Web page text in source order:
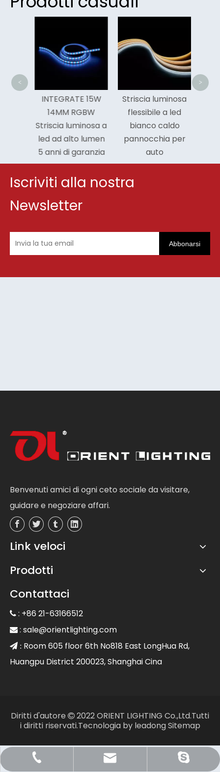
INTEGRATE 15W
14MM RGBW
Striscia luminosa a
led ad alto lumen
5 anni di garanzia
Striscia luminosa
flessibile a led
bianco caldo
pannocchia per
auto
< >
Iscriviti alla nostra
Newsletter
Abbonarsi
Benvenuti amici di ogni ceto sociale da visitare,
guidare e negoziare affari.
Link veloci
Prodotti
Contattaci
 : +86 21-63166512
 : sale@orientlighting.com
 : Room 605 floor 6th No818 East LongHua Rd,
Huangpu District 200023, Shanghai Cina
+86 21 63166512
Sale@orientlighting.com
orientlighting
Diritti d'autore  2022 ORIENT LIGHTING Co.,Ltd.Tutti
i diritti riservati.Tecnologia by leadongSitemap